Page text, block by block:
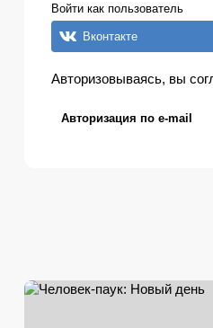
Войти как пользователь
Вконтакте
Авторизовываясь, вы
Авторизация по e-mail